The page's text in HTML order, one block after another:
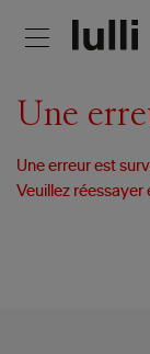
Une
Une erreur est
Veuillez réessayer